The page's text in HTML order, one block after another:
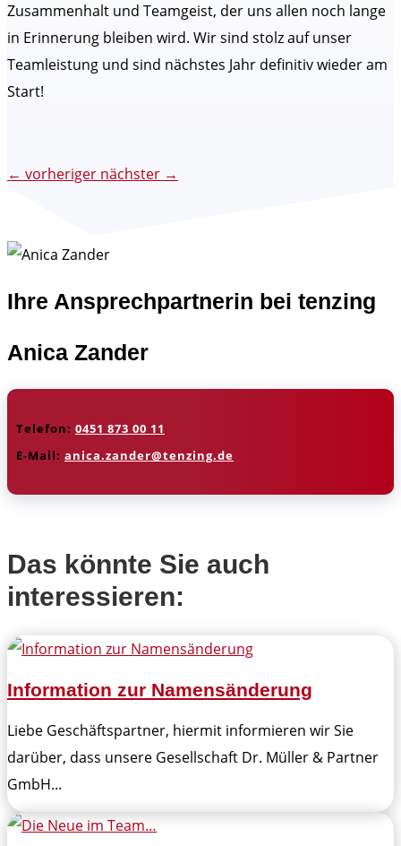
Zusammenhalt und Teamgeist, der uns allen noch lange
in Erinnerung bleiben wird. Wir sind stolz auf unser
Teamleistung und sind nächstes Jahr definitiv wieder am
Start!
← vorheriger nächster →
Ihre Ansprechpartnerin bei tenzing
Anica Zander
Telefon: 0451 873 00 11
E-Mail: anica.zander@tenzing.de
Das könnte Sie auch
interessieren:
Information zur Namensänderung
Liebe Geschäftspartner, hiermit informieren wir Sie
darüber, dass unsere Gesellschaft Dr. Müller & Partner
GmbH...